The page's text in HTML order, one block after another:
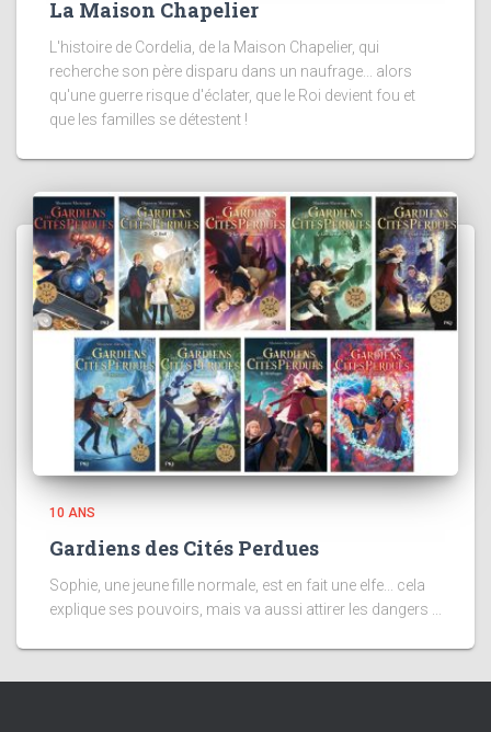
La Maison Chapelier
L'histoire de Cordelia, de la Maison Chapelier, qui
recherche son père disparu dans un naufrage... alors
qu'une guerre risque d'éclater, que le Roi devient fou et
que les familles se détestent !
10 ANS
Gardiens des Cités Perdues
Sophie, une jeune fille normale, est en fait une elfe... cela
explique ses pouvoirs, mais va aussi attirer les dangers ...